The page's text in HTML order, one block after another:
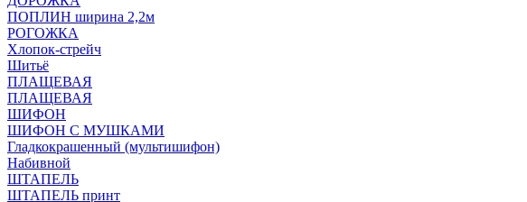
ПОПЛИН ширина 2,2м
РОГОЖКА
Хлопок-стрейч
Шитьё
ПЛАЩЕВАЯ
ПЛАЩЕВАЯ
ШИФОН
ШИФОН С МУШКАМИ
Гладкокрашенный (мультишифон)
Набивной
ШТАПЕЛЬ
ШТАПЕЛЬ принт